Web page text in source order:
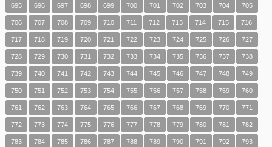
695 696 697 698 699 700 701 702 703 704 705
706 707 708 709 710 711 712 713 714 715 716
717 718 719 720 721 722 723 724 725 726 727
728 729 730 731 732 733 734 735 736 737 738
739 740 741 742 743 744 745 746 747 748 749
750 751 752 753 754 755 756 757 758 759 760
761 762 763 764 765 766 767 768 769 770 771
772 773 774 775 776 777 778 779 780 781 782
783 784 785 786 787 788 789 790 791 792 793